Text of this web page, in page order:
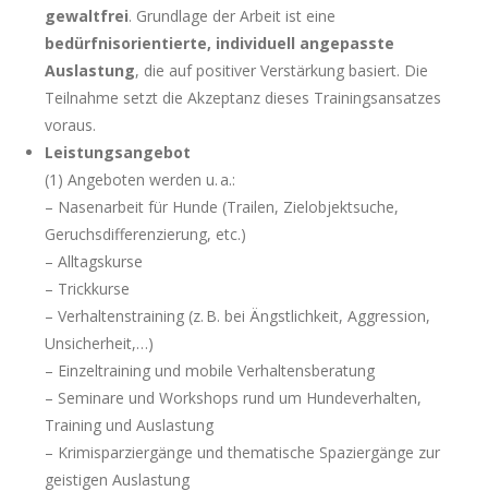
gewaltfrei. Grundlage der Arbeit ist eine
bedürfnisorientierte, individuell angepasste
Auslastung, die auf positiver Verstärkung basiert. Die
Teilnahme setzt die Akzeptanz dieses Trainingsansatzes
voraus.
Leistungsangebot
(1) Angeboten werden u. a.:
– Nasenarbeit für Hunde (Trailen, Zielobjektsuche,
Geruchsdifferenzierung, etc.)
– Alltagskurse
– Trickkurse
– Verhaltenstraining (z. B. bei Ängstlichkeit, Aggression,
Unsicherheit,…)
– Einzeltraining und mobile Verhaltensberatung
– Seminare und Workshops rund um Hundeverhalten,
Training und Auslastung
– Krimisparziergänge und thematische Spaziergänge zur
geistigen Auslastung